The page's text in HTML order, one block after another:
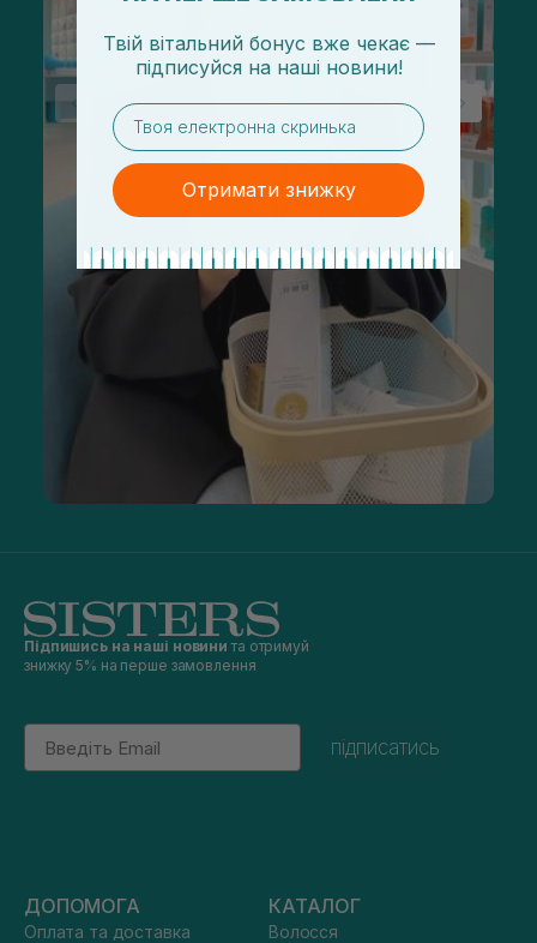
Підпишись на наші новини та отримуй
знижку 5% на перше замовлення
Email
підписатись
ДОПОМОГА
Оплата та доставка
КАТАЛОГ
Волосся
Твій вітальний бонус вже чекає —
підписуйся на наші новини!
email
Отримати знижку